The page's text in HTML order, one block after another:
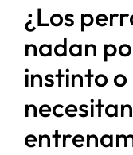
¿Los
nadan
instinto o
necesitan